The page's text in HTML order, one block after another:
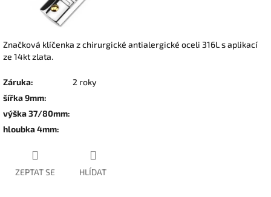
Značková klíčenka z chirurgické antialergické oceli 316L s aplikací
ze 14kt zlata.
Záruka:
2 roky
šířka 9mm:
výška 37/80mm:
hloubka 4mm:
ZEPTAT SE HLÍDAT